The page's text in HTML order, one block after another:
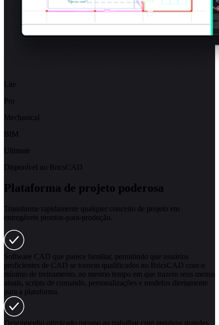
Lite
Pro
Mechanical
BIM
Ultimate
Disponível no BricsCAD
Plataforma de projeto poderosa
Transforme rapidamente qualquer conceito de projeto em
entregáveis prontos-para-produção.
Software CAD que parece familiar, permitindo que usuários
proficientes de CAD se tornem qualificados no BricsCAD com o
mínimo de treinamento, ao mesmo tempo em que trazem seus menus
atuais, scripts de comando, personalizações e modelos diretamente
para a plataforma.
Desempenho otimizado mesmo ao trabalhar com arquivos grandes,